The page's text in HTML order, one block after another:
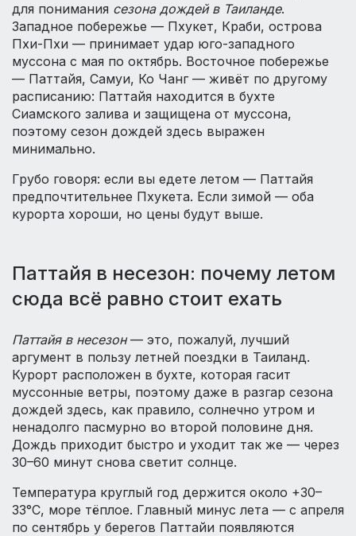
для понимания сезона дождей в Таиланде.
Западное побережье — Пхукет, Краби, острова
Пхи-Пхи — принимает удар юго-западного
муссона с мая по октябрь. Восточное побережье
— Паттайя, Самуи, Ко Чанг — живёт по другому
расписанию: Паттайя находится в бухте
Сиамского залива и защищена от муссона,
поэтому сезон дождей здесь выражен
минимально.
Грубо говоря: если вы едете летом — Паттайя
предпочтительнее Пхукета. Если зимой — оба
курорта хороши, но цены будут выше.
Паттайя в несезон: почему летом
сюда всё равно стоит ехать
Паттайя в несезон— это, пожалуй, лучший
аргумент в пользу летней поездки в Таиланд.
Курорт расположен в бухте, которая гасит
муссонные ветры, поэтому даже в разгар сезона
дождей здесь, как правило, солнечно утром и
ненадолго пасмурно во второй половине дня.
Дождь приходит быстро и уходит так же — через
30–60 минут снова светит солнце.
Температура круглый год держится около +30–
33°C, море тёплое. Главный минус лета — с апреля
по сентябрь у берегов Паттайи появляются